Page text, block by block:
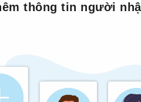
thông tin người